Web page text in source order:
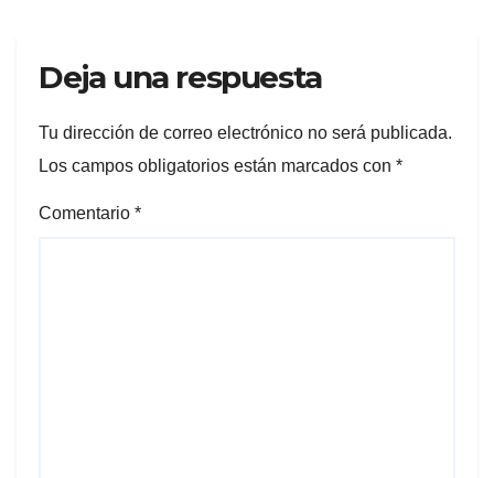
Deja una respuesta
Tu dirección de correo electrónico no será publicada.
Los campos obligatorios están marcados con *
Comentario *